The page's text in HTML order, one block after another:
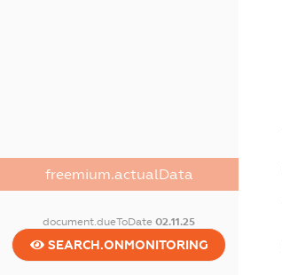
freemium.actualData
document.dueToDate02.11.25
SEARCH.ONMONITORING